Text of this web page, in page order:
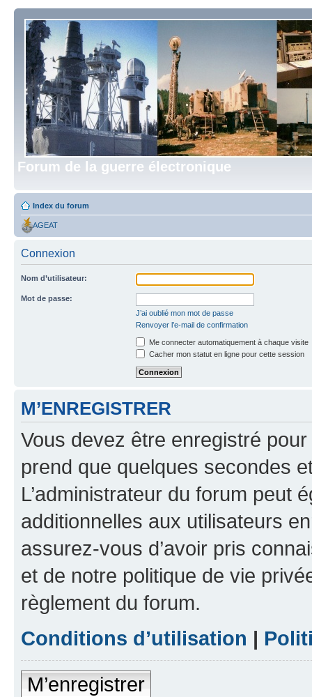
Forum de la guerre électronique
Index du forum
AGEAT
Connexion
Nom d’utilisateur:
Mot de passe:
J’ai oublié mon mot de passe
Renvoyer l’e-mail de confirmation
Me connecter automatiquement à chaque visite
Cacher mon statut en ligne pour cette session
M’ENREGISTRER
Vous devez être enregistré
prend que quelques secondes
L’administrateur du forum peut
additionnelles aux utilisateurs
assurez-vous d’avoir pris
et de notre politique de vie
règlement du forum.
Conditions d’utilisation |
M’enregistrer